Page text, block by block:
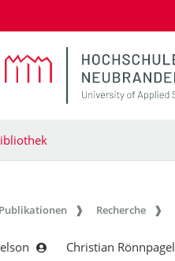
Recherche
Christian Rönnpagel